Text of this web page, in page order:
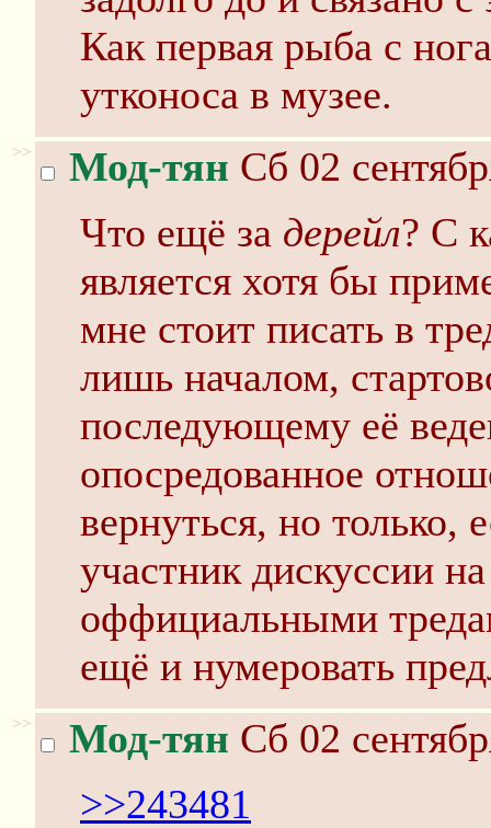
Как первая рыба с
утконоса в музее.
>> Мод-тян Сб 02
Что ещё за дерейл? С
является хотя бы
мне стоит писать в
лишь началом,
последующему её
опосредованное
вернуться, но
участник дискуссии
оффициальными
ещё и нумеровать
>> Мод-тян Сб 02
>>243481